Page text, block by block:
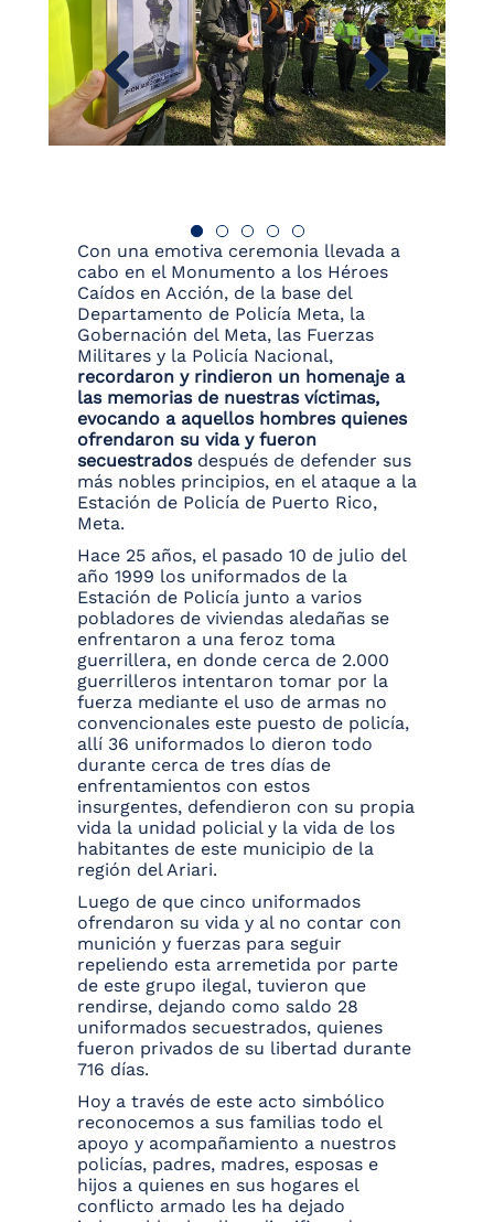
Con una emotiva ceremonia llevada a
cabo en el Monumento a los Héroes
Caídos en Acción, de la base del
Departamento de Policía Meta, la
Gobernación del Meta, las Fuerzas
Militares y la Policía Nacional,
recordaron y rindieron un homenaje a
las memorias de nuestras víctimas,
evocando a aquellos hombres quienes
ofrendaron su vida y fueron
secuestradosdespués de defender sus
más nobles principios, en el ataque a la
Estación de Policía de Puerto Rico,
Meta.
Hace 25 años, el pasado 10 de julio del
año 1999 los uniformados de la
Estación de Policía junto a varios
pobladores de viviendas aledañas se
enfrentaron a una feroz toma
guerrillera, en donde cerca de 2.000
guerrilleros intentaron tomar por la
fuerza mediante el uso de armas no
convencionales este puesto de policía,
allí 36 uniformados lo dieron todo
durante cerca de tres días de
enfrentamientos con estos
insurgentes, defendieron con su propia
vida la unidad policial y la vida de los
habitantes de este municipio de la
región del Ariari.
Luego de que cinco uniformados
ofrendaron su vida y al no contar con
munición y fuerzas para seguir
repeliendo esta arremetida por parte
de este grupo ilegal, tuvieron que
rendirse, dejando como saldo 28
uniformados secuestrados, quienes
fueron privados de su libertad durante
716 días.
Hoy a través de este acto simbólico
reconocemos a sus familias todo el
apoyo y acompañamiento a nuestros
policías, padres, madres, esposas e
hijos a quienes en sus hogares el
conflicto armado les ha dejado